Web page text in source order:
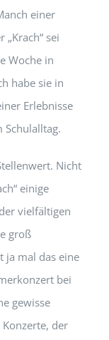
einer
sei
Woche in
habe sie in
Erlebnisse
Schulalltag.
Nicht
einige
vielfältigen
groß
ja mal das eine
bei
gewisse
der